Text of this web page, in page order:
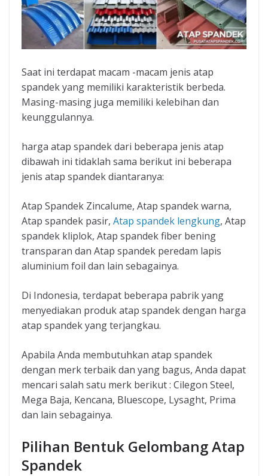
Saat ini terdapat macam -macam jenis atap
spandek yang memiliki karakteristik berbeda.
Masing-masing juga memiliki kelebihan dan
keunggulannya.
harga atap spandek dari beberapa jenis atap
dibawah ini tidaklah sama berikut ini beberapa
jenis atap spandek diantaranya:
Atap Spandek Zincalume, Atap spandek warna,
Atap spandek pasir, Atap spandek lengkung, Atap
spandek kliplok, Atap spandek fiber bening
transparan dan Atap spandek peredam lapis
aluminium foil dan lain sebagainya.
Di Indonesia, terdapat beberapa pabrik yang
menyediakan produk atap spandek dengan harga
atap spandek yang terjangkau.
Apabila Anda membutuhkan atap spandek
dengan merk terbaik dan yang bagus, Anda dapat
mencari salah satu merk berikut : Cilegon Steel,
Mega Baja, Kencana, Bluescope, Lysaght, Prima
dan lain sebagainya.
Pilihan Bentuk Gelombang Atap
Spandek